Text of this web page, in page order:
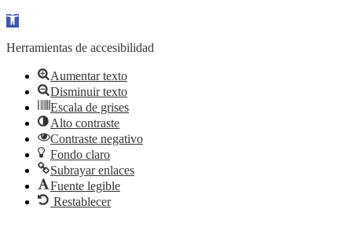
Abrir barra de herramientas
Herramientas de accesibilidad
Aumentar texto
Disminuir texto
Escala de grises
Alto contraste
Contraste negativo
Fondo claro
Subrayar enlaces
Fuente legible
Restablecer